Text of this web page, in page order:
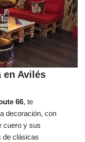
en Avilés
66, te
decoración, con
cuero y sus
de clásicas